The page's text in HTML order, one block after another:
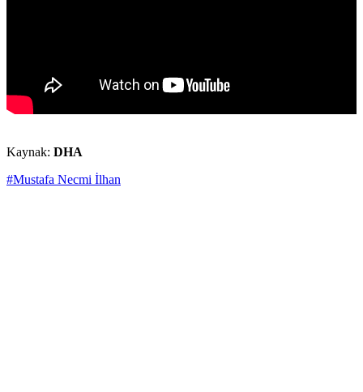
Kaynak: DHA
#Mustafa Necmi İlhan